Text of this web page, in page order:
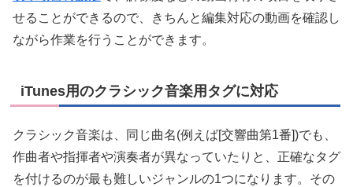
せることができるので、きちんと編集対応の動画を確認し
ながら作業を行うことができます。
iTunes用のクラシック音楽用タグに対応
クラシック音楽は、同じ曲名(例えば[交響曲第1番])でも、
作曲者や指揮者や演奏者が異なっていたりと、正確なタグ
を付けるのが最も難しいジャンルの1つになります。その